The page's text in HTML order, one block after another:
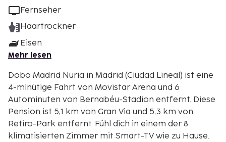
Fernseher
Haartrockner
Eisen
Mehr lesen
Dobo Madrid Nuria in Madrid (Ciudad Lineal) ist eine
4-minütige Fahrt von Movistar Arena und 6
Autominuten von Bernabéu-Stadion entfernt. Diese
Pension ist 5,1 km von Gran Via und 5,3 km von
Retiro-Park entfernt. Fühl dich in einem der 8
klimatisierten Zimmer mit Smart-TV wie zu Hause.